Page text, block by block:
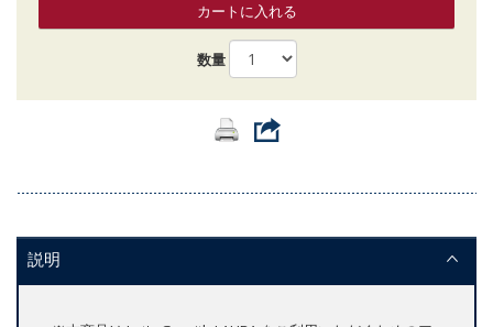
カートに入れる
数量
説明